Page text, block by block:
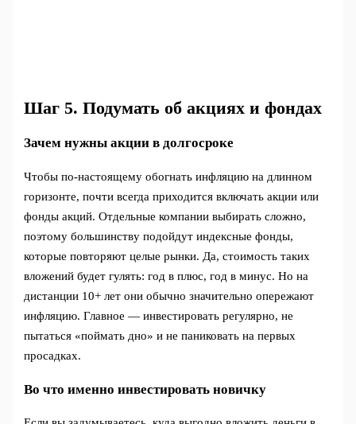
Шаг 5. Подумать об акциях и фондах
Зачем нужны акции в долгосроке
Чтобы по‑настоящему обогнать инфляцию на длинном
горизонте, почти всегда приходится включать акции или
фонды акций. Отдельные компании выбирать сложно,
поэтому большинству подойдут индексные фонды,
которые повторяют целые рынки. Да, стоимость таких
вложений будет гулять: год в плюс, год в минус. Но на
дистанции 10+ лет они обычно значительно опережают
инфляцию. Главное — инвестировать регулярно, не
пытаться «поймать дно» и не паниковать на первых
просадках.
Во что именно инвестировать новичку